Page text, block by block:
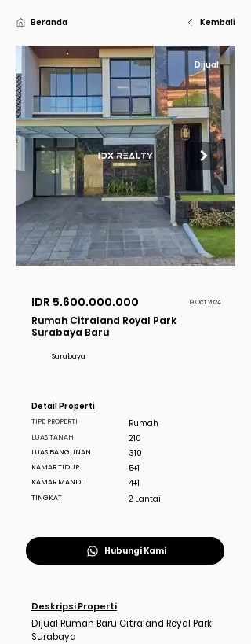
Beranda Kembali
Dijual
IDR 5.600.000.000 19 Oct 2024
Rumah Citraland Royal Park
Surabaya Baru
Surabaya
Detail Properti
TIPE PROPERTI
LUAS TANAH
LUAS BANGUNAN
KAMAR TIDUR
KAMAR MANDI
TINGKAT
Rumah
210
310
5+1
4+1
2 Lantai
Hubungi Kami
Deskripsi Properti
Dijual Rumah Baru Citraland Royal Park
Surabaya